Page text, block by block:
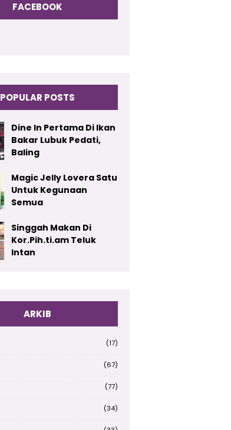
FACEBOOK
POPULAR POSTS
Dine In Pertama Di Ikan
Bakar Lubuk Pedati,
Baling
Magic Jelly Lovera Satu
Untuk Kegunaan
Semua
Singgah Makan Di
Kor.Pih.ti.am Teluk
Intan
ARKIB
(17)
(67)
(77)
(34)